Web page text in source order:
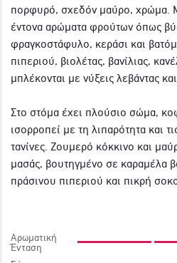
πορφυρό, σχεδόν μαύρο, χρώμα.
έντονα αρώματα φρούτων όπως
φραγκοστάφυλο, κεράσι και
πιπεριού, βιολέτας, βανίλιας,
μπλέκονται με νύξεις λεβάντας
Στο στόμα έχει πλούσιο σώμα,
ισορροπεί με τη λιπαρότητα και
τανίνες. Ζουμερό κόκκινο και
μασάς, βουτηγμένο σε καραμέλα
πράσινου πιπεριού και πικρή
Αρωματική
Ένταση